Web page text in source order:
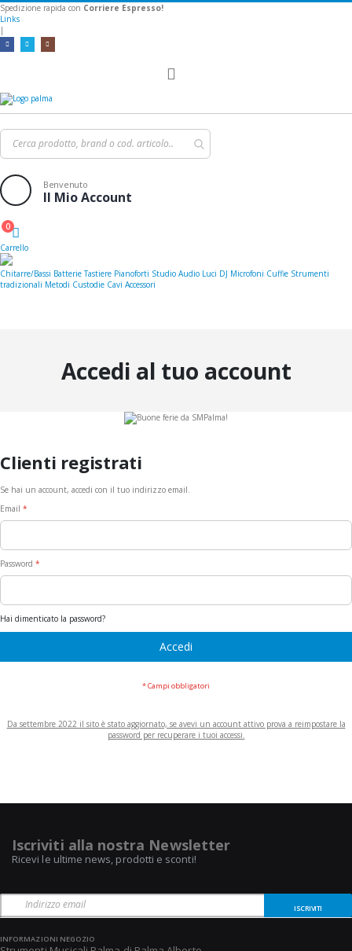
Spedizione rapida con Corriere Espresso!
Links
|
Benvenuto
Il Mio Account
Cart
0
Carrello
Chitarre/Bassi Batterie Tastiere Pianoforti Studio Audio Luci DJ Microfoni Cuffie Strumenti
tradizionali Metodi Custodie Cavi Accessori
Accedi al tuo account
Clienti registrati
Se hai un account, accedi con il tuo indirizzo email.
Email
Password
Hai dimenticato la password?
Accedi
Da settembre 2022 il sito è stato aggiornato, se avevi un account attivo prova a reimpostare la
password per recuperare i tuoi accessi.
Iscriviti alla nostra Newsletter
Ricevi le ultime news, prodotti e sconti!
ISCRIVITI
INFORMAZIONI NEGOZIO